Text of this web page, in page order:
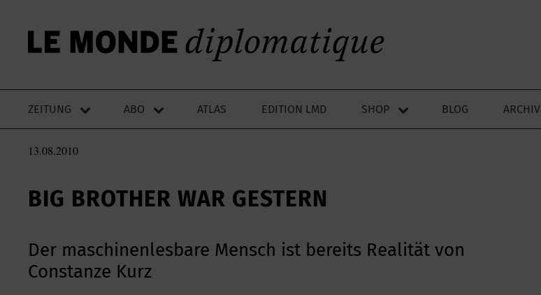
ZEITUNG ABO ATLAS EDITION LMD SHOP BLOG ARCHIV
13.08.2010
BIG BROTHER WAR GESTERN
Der maschinenlesbare Mensch ist bereits Realität von
Constanze Kurz